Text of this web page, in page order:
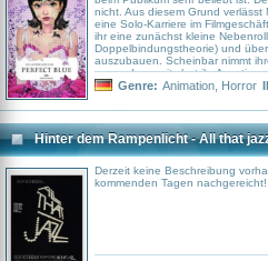
nicht. Aus diesem Grund verlässt
eine Solo-Karriere im
ihr eine zunächst kleine
Doppelbindungstheorie) und
auszubauen. Scheinbar nimmt
an, andererseits hat ihr Ausstieg
scheinbar so sehr verstimmt,
Genre: Animation Horror
Hinter dem Rampenlicht - All that
Derzeit keine Beschreibung
kommenden Tagen nachgereicht!